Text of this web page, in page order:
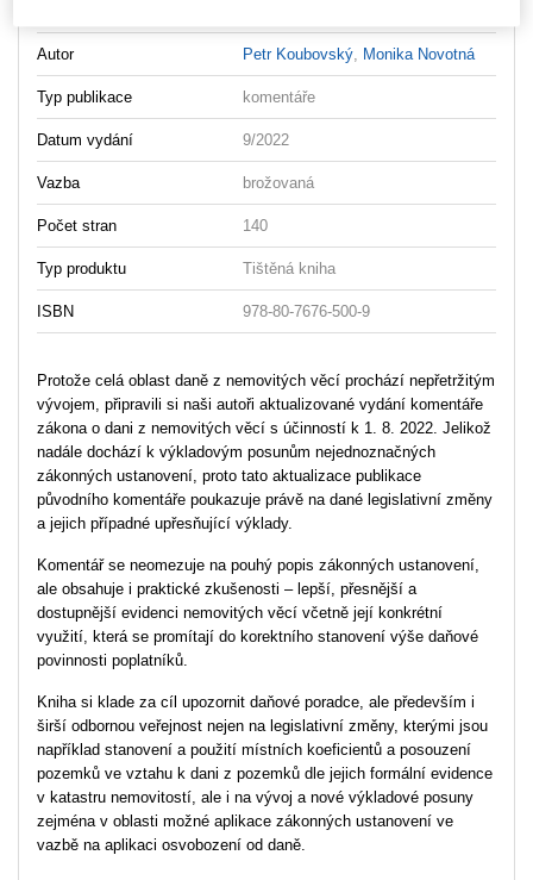
Autor Petr Koubovský, Monika Novotná
Typ publikace komentáře
Datum vydání 9/2022
Vazba brožovaná
Počet stran 140
Typ produktu Tištěná kniha
ISBN 978-80-7676-500-9
Protože celá oblast daně z nemovitých věcí prochází nepřetržitým
vývojem, připravili si naši autoři aktualizované vydání komentáře
zákona o dani z nemovitých věcí s účinností k 1. 8. 2022. Jelikož
nadále dochází k výkladovým posunům nejednoznačných
zákonných ustanovení, proto tato aktualizace publikace
původního komentáře poukazuje právě na dané legislativní změny
a jejich případné upřesňující výklady.
Komentář se neomezuje na pouhý popis zákonných ustanovení,
ale obsahuje i praktické zkušenosti – lepší, přesnější a
dostupnější evidenci nemovitých věcí včetně její konkrétní
využití, která se promítají do korektního stanovení výše daňové
povinnosti poplatníků.
Kniha si klade za cíl upozornit daňové poradce, ale především i
širší odbornou veřejnost nejen na legislativní změny, kterými jsou
například stanovení a použití místních koeficientů a posouzení
pozemků ve vztahu k dani z pozemků dle jejich formální evidence
v katastru nemovitostí, ale i na vývoj a nové výkladové posuny
zejména v oblasti možné aplikace zákonných ustanovení ve
vazbě na aplikaci osvobození od daně.